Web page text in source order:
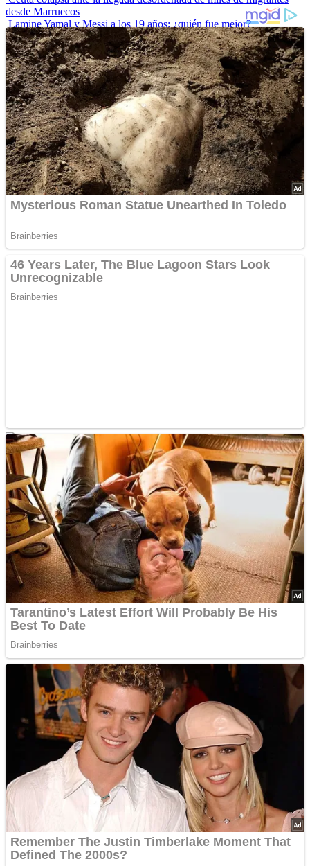
desde Marruecos
Lamine Yamal y Messi a los 19 años: ¿quién fue mejor?
“Envidiosa”, la serie argentina que muestra a una mujer real
Las 10 influencers latinas plus size que inspiran a sus seguidoras
La princesa Leonor finaliza su formación militar y se prepara para
liderar
Advertisements